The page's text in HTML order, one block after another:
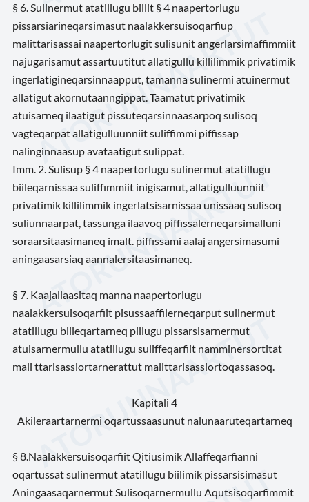
§ 6. Sulinermut atatillugu biilit § 4 naapertorlugu
pissarsiarineqarsimasut naalakkersuisoqarfiup
malittarisassai naapertorlugit sulisunit angerlarsimaffimmiit
najugarisamut assartuutitut allatigullu killilimmik privatimik
ingerlatigineqarsinnaapput, tamanna sulinermi atuinermut
allatigut akornutaanngippat. Taamatut privatimik
atuisarneq ilaatigut pissuteqarsinnaasarpoq sulisoq
vagteqarpat allatigulluunniit suliffimmi piffissap
nalinginnaasup avataatigut sulippat.
Imm. 2. Sulisup § 4 naapertorlugu sulinermut atatillugu
biileqarnissaa suliffimmiit inigisamut, allatigulluunniit
privatimik killilimmik ingerlatsisarnissaa unissaaq sulisoq
suliunnaarpat, tassunga ilaavoq piffissalerneqarsimalluni
soraarsitaasimaneq imalt. piffissami aalaj angersimasumi
aningaasarsiaq aannalersitaasimaneq.
§ 7. Kaajallaasitaq manna naapertorlugu
naalakkersuisoqarfiit pisussaaffilerneqarput sulinermut
atatillugu biileqartarneq pillugu pissarsisarnermut
atuisarnermullu atatillugu suliffeqarfiit namminersortitat
mali ttarisassiortarnerattut malittarisassiortoqassasoq.
Kapitali 4
Akileraartarnermi oqartussaasunut nalunaaruteqartarneq
§ 8.Naalakkersuisoqarfiit Qitiusimik Allaffeqarfianni
oqartussat sulinermut atatillugu biilimik pissarsisimasut
Aningaasaqarnermut Sulisoqarnermullu Aqutsisoqarfimmit